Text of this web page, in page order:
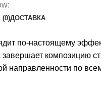
ДОСТАВКА
по-настоящему
композицию
направленности по